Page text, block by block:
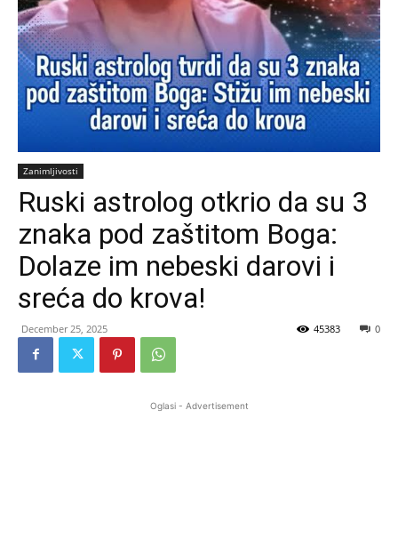
Zanimljivosti
Ruski astrolog otkrio da su 3
znaka pod zaštitom Boga:
Dolaze im nebeski darovi i
sreća do krova!
December 25, 2025 0
45383
Oglasi - Advertisement